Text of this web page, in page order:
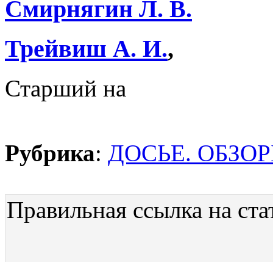
Смирнягин Л. В.
Трейвиш А. И.,
Старший на
Рубрика: ДОСЬЕ.
Правильная ссылка на